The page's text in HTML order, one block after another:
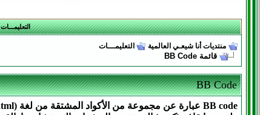
التعليمـــات
منتديات أنا شيعـي العالمية التعليمـــات
قائمة BB Code
BB Code